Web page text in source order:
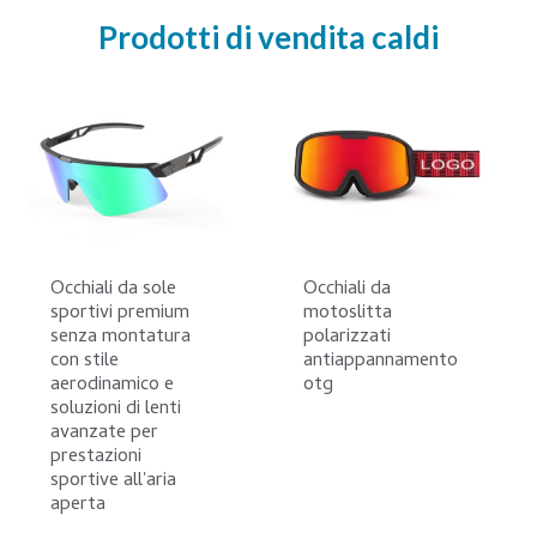
Prodotti di vendita caldi
Occhiali da sole
sportivi premium
senza montatura
con stile
aerodinamico e
soluzioni di lenti
avanzate per
prestazioni
sportive all'aria
aperta
Occhiali da
motoslitta
polarizzati
antiappannamento
otg